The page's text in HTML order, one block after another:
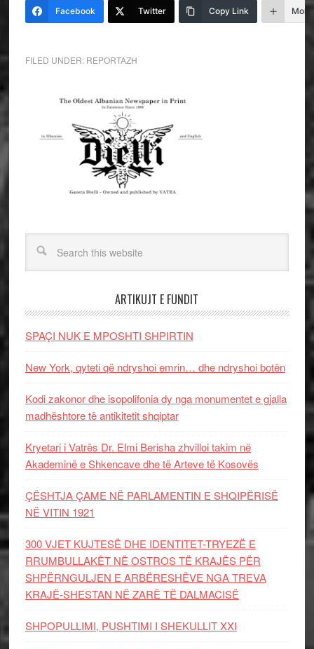
Facebook Twitter Copy Link More
FILED UNDER: REPORTAZH
ARTIKUJT E FUNDIT
SPAÇI NUK E MPOSHTI SHPIRTIN
New York, qyteti që ndryshoi emrin… dhe ndryshoi botën
Kodi zakonor dhe isopolifonia dy nga monumentet e gjalla
madhështore të antikitetit shqiptar
Kryetari i Vatrës Dr. Elmi Berisha zhvilloi takim në
Akademinë e Shkencave dhe të Arteve të Kosovës
ÇËSHTJA ÇAME NË PARLAMENTIN E SHQIPËRISË
NË VITIN 1921
300 VJET KUJTESË DHE IDENTITET-TRYEZË E
RRUMBULLAKËT NË OSTROS TË KRAJËS PËR
SHPËRNGULJEN E ARBËRESHËVE NGA TREVA
KRAJË-SHESTAN NË ZARË TË DALMACISË
SHPOPULLIMI, PUSHTIMI I SHEKULLIT XXI